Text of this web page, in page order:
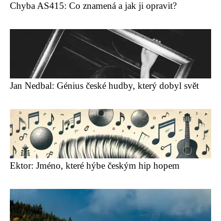
Chyba AS415: Co znamená a jak ji opravit?
Jan Nedbal: Génius české hudby, který dobyl svět
Ektor: Jméno, které hýbe českým hip hopem